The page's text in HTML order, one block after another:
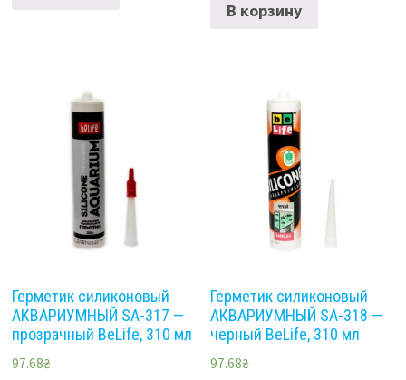
В корзину
Герметик силиконовый
АКВАРИУМНЫЙ SA-317 —
прозрачный BeLife, 310 мл
97.68₴
Герметик силиконовый
АКВАРИУМНЫЙ SA-318 —
черный BeLife, 310 мл
97.68₴